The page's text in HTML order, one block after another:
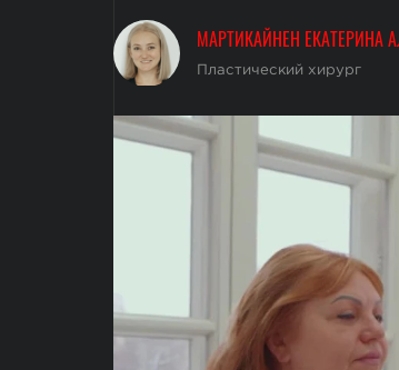
МАРТИКАЙНЕН ЕКАТЕРИНА
Пластический хирург